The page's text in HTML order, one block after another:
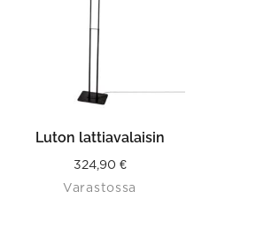
Luton lattiavalaisin
324,90 €
Varastossa